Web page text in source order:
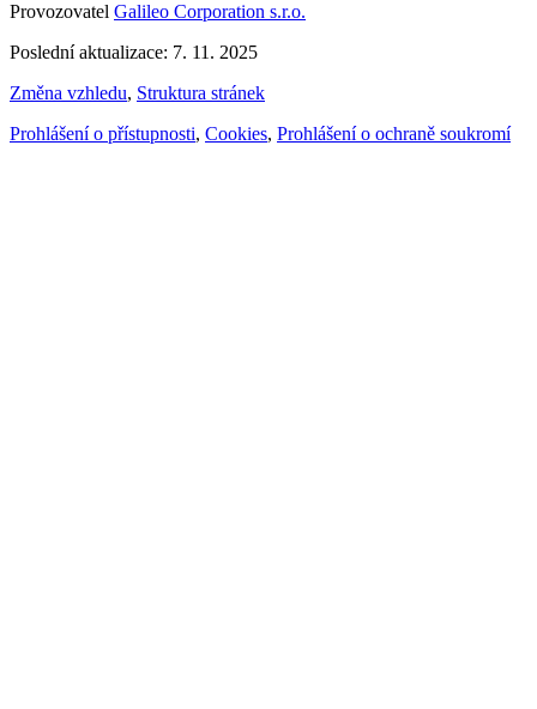
Provozovatel Galileo Corporation s.r.o.
Poslední aktualizace: 7. 11. 2025
Změna vzhledu, Struktura stránek
Prohlášení o přístupnosti, Cookies, Prohlášení o ochraně soukromí